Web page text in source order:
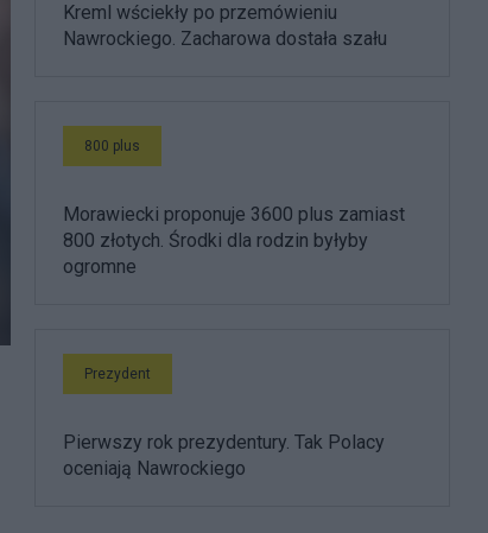
Kreml wściekły po przemówieniu
Nawrockiego. Zacharowa dostała szału
800 plus
Morawiecki proponuje 3600 plus zamiast
800 złotych. Środki dla rodzin byłyby
ogromne
Prezydent
Pierwszy rok prezydentury. Tak Polacy
oceniają Nawrockiego